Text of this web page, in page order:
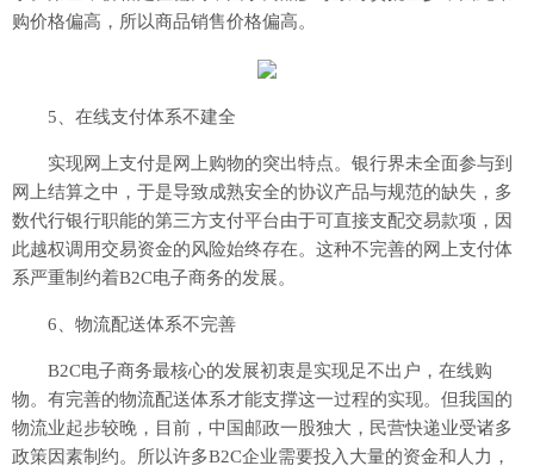
购价格偏高，所以商品销售价格偏高。
5、在线支付体系不建全
实现网上支付是网上购物的突出特点。银行界未全面参与到
网上结算之中，于是导致成熟安全的协议产品与规范的缺失，多
数代行银行职能的第三方支付平台由于可直接支配交易款项，因
此越权调用交易资金的风险始终存在。这种不完善的网上支付体
系严重制约着B2C电子商务的发展。
6、物流配送体系不完善
B2C电子商务最核心的发展初衷是实现足不出户，在线购
物。有完善的物流配送体系才能支撑这一过程的实现。但我国的
物流业起步较晚，目前，中国邮政一股独大，民营快递业受诸多
政策因素制约。所以许多B2C企业需要投入大量的资金和人力，